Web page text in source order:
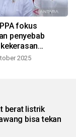
fokus
penyebab
anak
2025
berat listrik
bisa tekan